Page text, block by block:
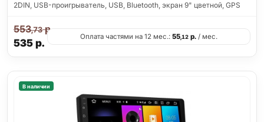
2DIN, USB-проигрыватель, USB, Bluetooth, экран 9" цветной, GPS
535р.
553,73р.
Оплата частями на 12 мес.: 55,12р./ мес.
В наличии